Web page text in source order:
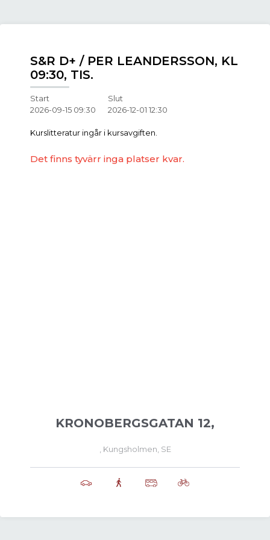
S&R D+ / PER LEANDERSSON, KL
09:30, TIS.
Start
2026-09-15 09:30
Slut
2026-12-01 12:30
Kurslitteratur ingår i kursavgiften.
Det finns tyvärr inga platser kvar.
KRONOBERGSGATAN 12,
, Kungsholmen, SE